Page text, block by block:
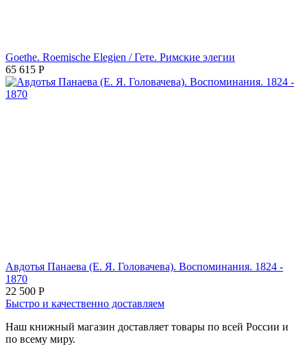
Goethe. Roemische Elegien / Гете. Римские элегии
65 615 Р
Авдотья Панаева (Е. Я. Головачева). Воспоминания. 1824 -
1870
22 500 Р
Быстро и качественно доставляем
Наш книжный магазин доставляет товары по всей России и
по всему миру.